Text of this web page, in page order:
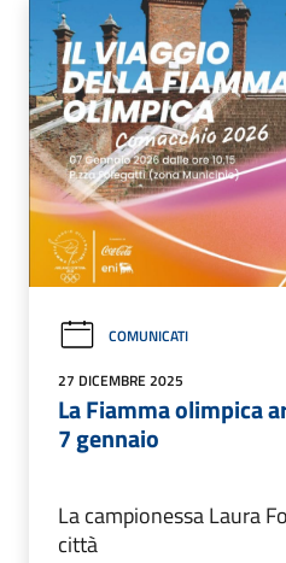
COMUNICATI
27 DICEMBRE 2025
La Fiamma olimpica
7 gennaio
La campionessa Laura
città